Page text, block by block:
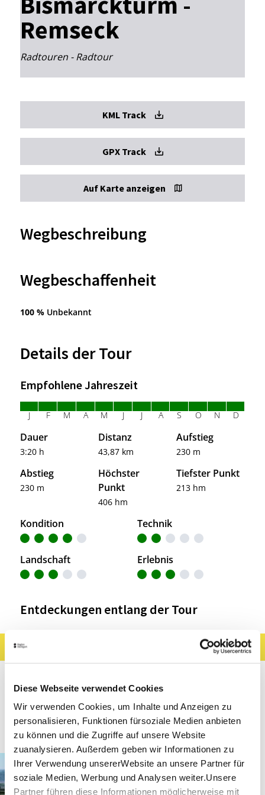
Diese Webseite verwendet Cookies
Wir verwenden Cookies, um Inhalte und Anzeigen zu
personalisieren, Funktionen fürsoziale Medien anbieten
zu können und die Zugriffe auf unsere Website
zuanalysieren. Außerdem geben wir Informationen zu
Ihrer Verwendung unsererWebsite an unsere Partner für
soziale Medien, Werbung und Analysen weiter.Unsere
Partner führen diese Informationen möglicherweise mit
Remseck
Radtouren - Radtour
KML Track
GPX Track
Auf Karte anzeigen
Wegbeschreibung
Wegbeschaffenheit
100 %Unbekannt
Details der Tour
Empfohlene Jahreszeit
J F M A M J J A S O N D
Dauer
3:20 h
Distanz
43,87 km
Aufstieg
230 m
Abstieg
230 m
Höchster
Punkt
406 hm
Tiefster Punkt
213 hm
Kondition Technik
Landschaft Erlebnis
Entdeckungen entlang der Tour
Karte anzeigen
Touren
Fellbach Entfernung anzeigen
"Untere Ebene" auf dem
Kappelberg